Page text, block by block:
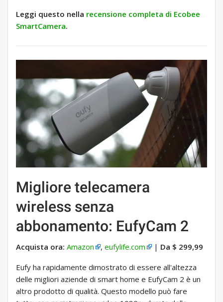
Leggi questo nella recensione completa di Ecobee
SmartCamera.
Migliore telecamera
wireless senza
abbonamento: EufyCam 2
Acquista ora: Amazon , eufylife.com | Da $ 299,99
Eufy ha rapidamente dimostrato di essere all'altezza
delle migliori aziende di smart home e EufyCam 2 è un
altro prodotto di qualità. Questo modello può fare